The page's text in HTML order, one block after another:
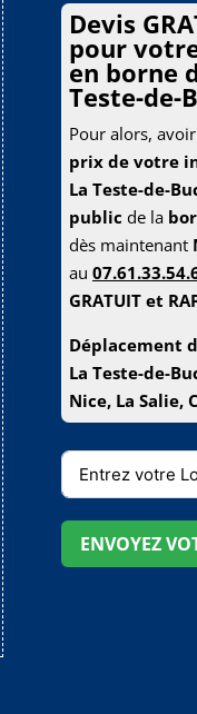
Devis
pour
en borne
Teste-de-
Pour alors,
prix de votre
La Teste-de-
public de la
dès maintenant
au
GRATUIT et
Déplacement
La Teste-de-
Nice, La Salie,
ENVOYEZ